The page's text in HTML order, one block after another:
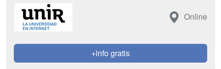
Online
+info gratis